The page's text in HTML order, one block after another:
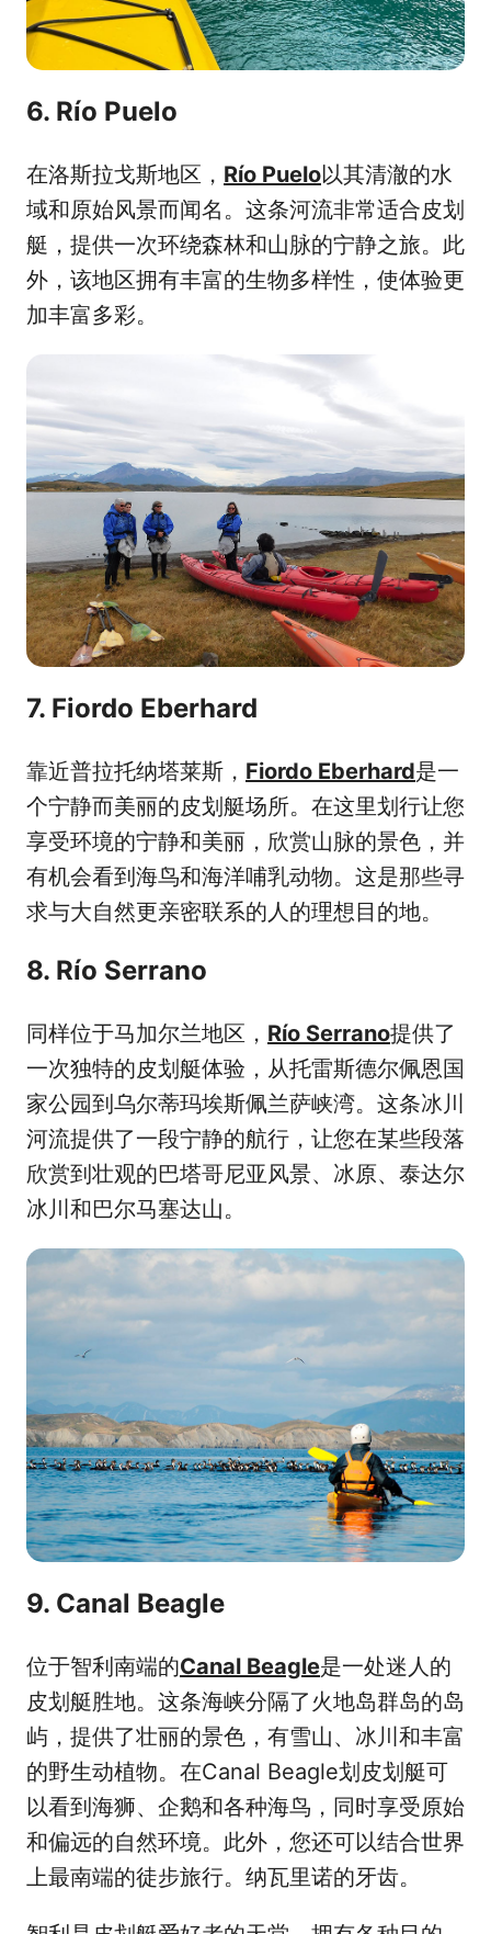
6. Río Puelo
在洛斯拉戈斯地区， Río Puelo以其清澈的水
域和原始风景而闻名。这条河流非常适合皮划
艇，提供一次环绕森林和山脉的宁静之旅。此
外，该地区拥有丰富的生物多样性，使体验更
加丰富多彩。
7. Fiordo Eberhard
靠近普拉托纳塔莱斯， Fiordo Eberhard是一
个宁静而美丽的皮划艇场所。在这里划行让您
享受环境的宁静和美丽，欣赏山脉的景色，并
有机会看到海鸟和海洋哺乳动物。这是那些寻
求与大自然更亲密联系的人的理想目的地。
8. Río Serrano
同样位于马加尔兰地区， Río Serrano提供了
一次独特的皮划艇体验，从托雷斯德尔佩恩国
家公园到乌尔蒂玛埃斯佩兰萨峡湾。这条冰川
河流提供了一段宁静的航行，让您在某些段落
欣赏到壮观的巴塔哥尼亚风景、冰原、泰达尔
冰川和巴尔马塞达山。
9. Canal Beagle
位于智利南端的Canal Beagle是一处迷人的
皮划艇胜地。这条海峡分隔了火地岛群岛的岛
屿，提供了壮丽的景色，有雪山、冰川和丰富
的野生动植物。在Canal Beagle划皮划艇可
以看到海狮、企鹅和各种海鸟，同时享受原始
和偏远的自然环境。此外，您还可以结合世界
上最南端的徒步旅行。纳瓦里诺的牙齿。